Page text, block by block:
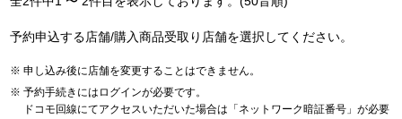
予約申込する店舗/購入商品受取り店舗を選択してください。
申し込み後に店舗を変更することはできません。
予約手続きにはログインが必要です。
ドコモ回線にてアクセスいただいた場合は「ネットワーク暗証番号」が必要